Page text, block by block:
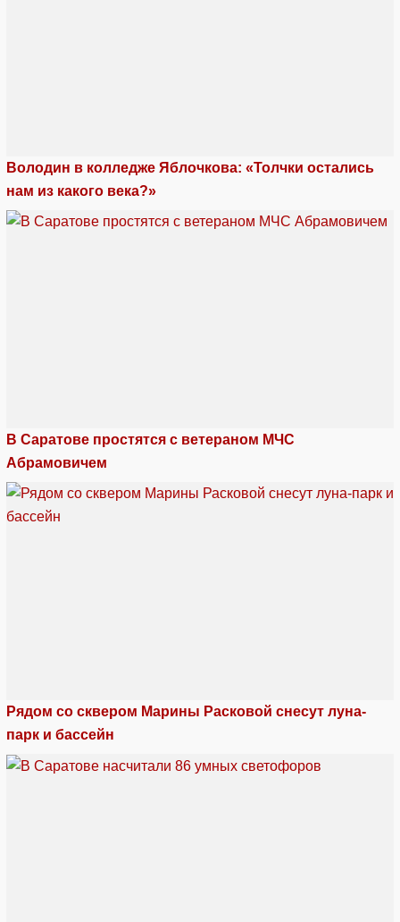
Володин в колледже Яблочкова: «Толчки остались
нам из какого века?»
В Саратове простятся с ветераном МЧС
Абрамовичем
Рядом со сквером Марины Расковой снесут луна-
парк и бассейн